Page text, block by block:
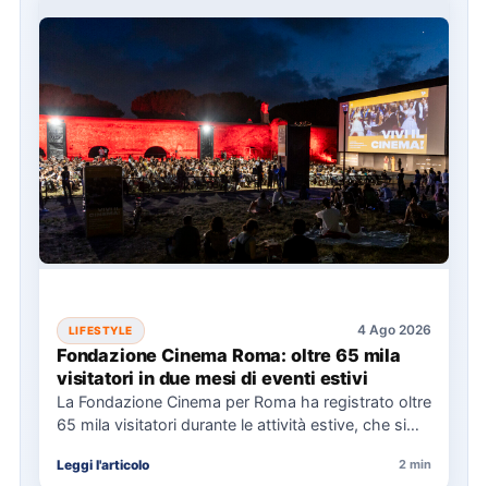
LIFESTYLE 4 Ago 2026
Fondazione Cinema Roma: oltre 65 mila
visitatori in due mesi di eventi estivi
La Fondazione Cinema per Roma ha registrato oltre
65 mila visitatori durante le attività estive, che si
Leggi l'articolo 2 min